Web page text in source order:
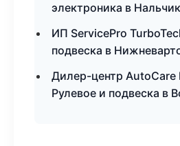
электроника в Нальчик
ИП ServicePro
подвеска в
Дилер-центр
Рулевое и подвеска в